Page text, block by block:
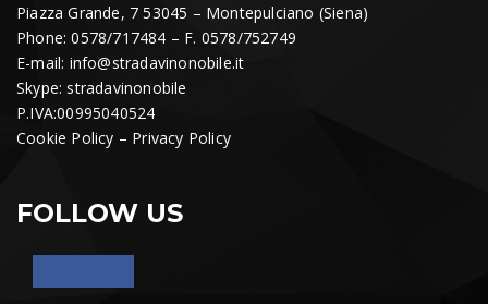
Piazza Grande, 7 53045 – Montepulciano (Siena)
Phone: 0578/717484 – F. 0578/752749
E-mail: info@stradavinonobile.it
Skype: stradavinonobile
P.IVA:00995040524
Cookie Policy – Privacy Policy
FOLLOW US